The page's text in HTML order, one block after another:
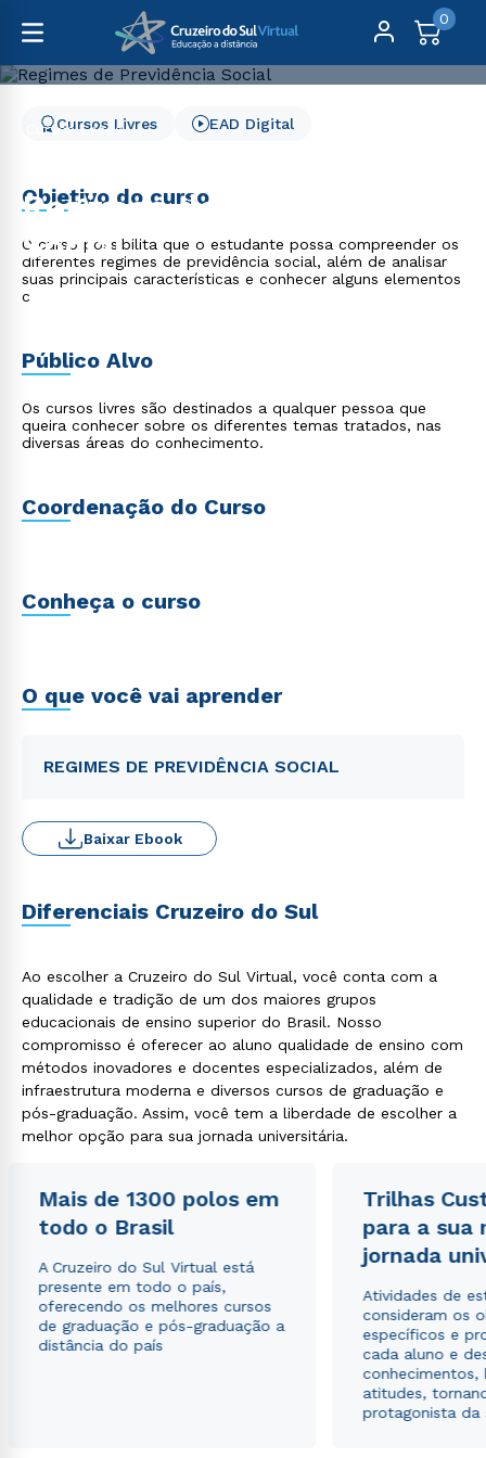
0
Cursos Livres
Regimes de Previdência
Social
Cursos Livres EAD Digital
Objetivo do curso
O curso possibilita que o estudante possa compreender os
diferentes regimes de previdência social, além de analisar
suas principais características e conhecer alguns elementos
c
Público Alvo
Os cursos livres são destinados a qualquer pessoa que
queira conhecer sobre os diferentes temas tratados, nas
diversas áreas do conhecimento.
Coordenação do Curso
Conheça o curso
O que você vai aprender
REGIMES DE PREVIDÊNCIA SOCIAL
Baixar Ebook
Diferenciais Cruzeiro do Sul
Ao escolher a Cruzeiro do Sul Virtual, você conta com a
qualidade e tradição de um dos maiores grupos
educacionais de ensino superior do Brasil. Nosso
compromisso é oferecer ao aluno qualidade de ensino com
métodos inovadores e docentes especializados, além de
infraestrutura moderna e diversos cursos de graduação e
pós-graduação. Assim, você tem a liberdade de escolher a
melhor opção para sua jornada universitária.
Mais de 1300 polos em
todo o Brasil
A Cruzeiro do Sul Virtual está
presente em todo o país,
oferecendo os melhores cursos
de graduação e pós-graduação a
distância do país
Trilhas
para a sua
jornada
Atividades de
consideram os
específicos e
cada aluno e
conhecimentos,
atitudes,
protagonista da